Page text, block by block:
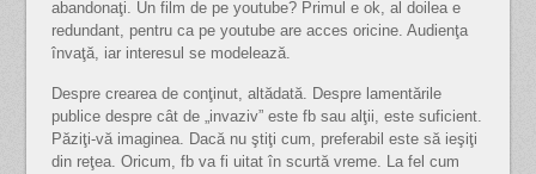
abandonaţi. Un film de pe youtube? Primul e ok, al doilea e
redundant, pentru ca pe youtube are acces oricine. Audienţa
învaţă, iar interesul se modelează.
Despre crearea de conţinut, altădată. Despre lamentările
publice despre cât de „invaziv” este fb sau alţii, este suficient.
Păziţi-vă imaginea. Dacă nu ştiţi cum, preferabil este să ieşiţi
din reţea. Oricum, fb va fi uitat în scurtă vreme. La fel cum